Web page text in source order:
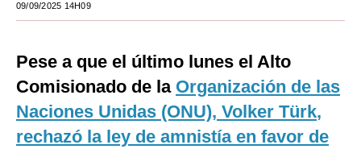
EEUU
Internacional
Tecnología
09/09/2025 14H09
Pese a que el último lunes el Alto
Comisionado de la Organización de las
Naciones Unidas (ONU), Volker Türk,
rechazó la ley de amnistía en favor de